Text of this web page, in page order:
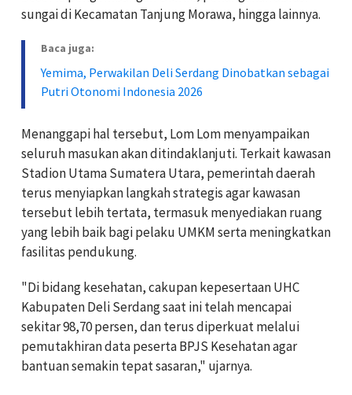
sungai di Kecamatan Tanjung Morawa, hingga lainnya.
Baca juga:
Yemima, Perwakilan Deli Serdang Dinobatkan sebagai
Putri Otonomi Indonesia 2026
Menanggapi hal tersebut, Lom Lom menyampaikan
seluruh masukan akan ditindaklanjuti. Terkait kawasan
Stadion Utama Sumatera Utara, pemerintah daerah
terus menyiapkan langkah strategis agar kawasan
tersebut lebih tertata, termasuk menyediakan ruang
yang lebih baik bagi pelaku UMKM serta meningkatkan
fasilitas pendukung.
"Di bidang kesehatan, cakupan kepesertaan UHC
Kabupaten Deli Serdang saat ini telah mencapai
sekitar 98,70 persen, dan terus diperkuat melalui
pemutakhiran data peserta BPJS Kesehatan agar
bantuan semakin tepat sasaran," ujarnya.